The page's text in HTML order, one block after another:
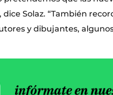
Solaz. “También
y dibujantes,